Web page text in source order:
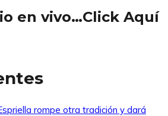
en vivo…Click Aquí
rompe otra tradición y dará